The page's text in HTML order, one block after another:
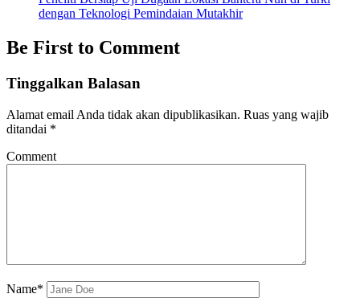
dengan Teknologi Pemindaian Mutakhir
Be First to Comment
Tinggalkan Balasan
Alamat email Anda tidak akan dipublikasikan. Ruas yang wajib
ditandai *
Comment
Name*